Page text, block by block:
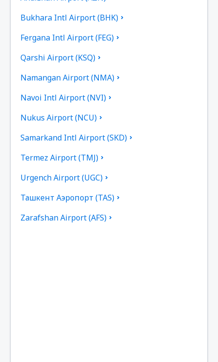
Bukhara Intl Airport (BHK)
Fergana Intl Airport (FEG)
Qarshi Airport (KSQ)
Namangan Airport (NMA)
Navoi Intl Airport (NVI)
Nukus Airport (NCU)
Samarkand Intl Airport (SKD)
Termez Airport (TMJ)
Urgench Airport (UGC)
Ташкент Аэропорт (TAS)
Zarafshan Airport (AFS)